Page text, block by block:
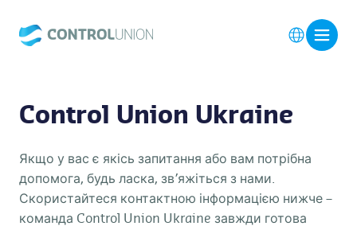
Control Union Ukraine
Якщо у вас є якісь запитання або вам потрібна
допомога, будь ласка, зв’яжіться з нами.
Скористайтеся контактною інформацією нижче –
команда Control Union Ukraine завжди готова